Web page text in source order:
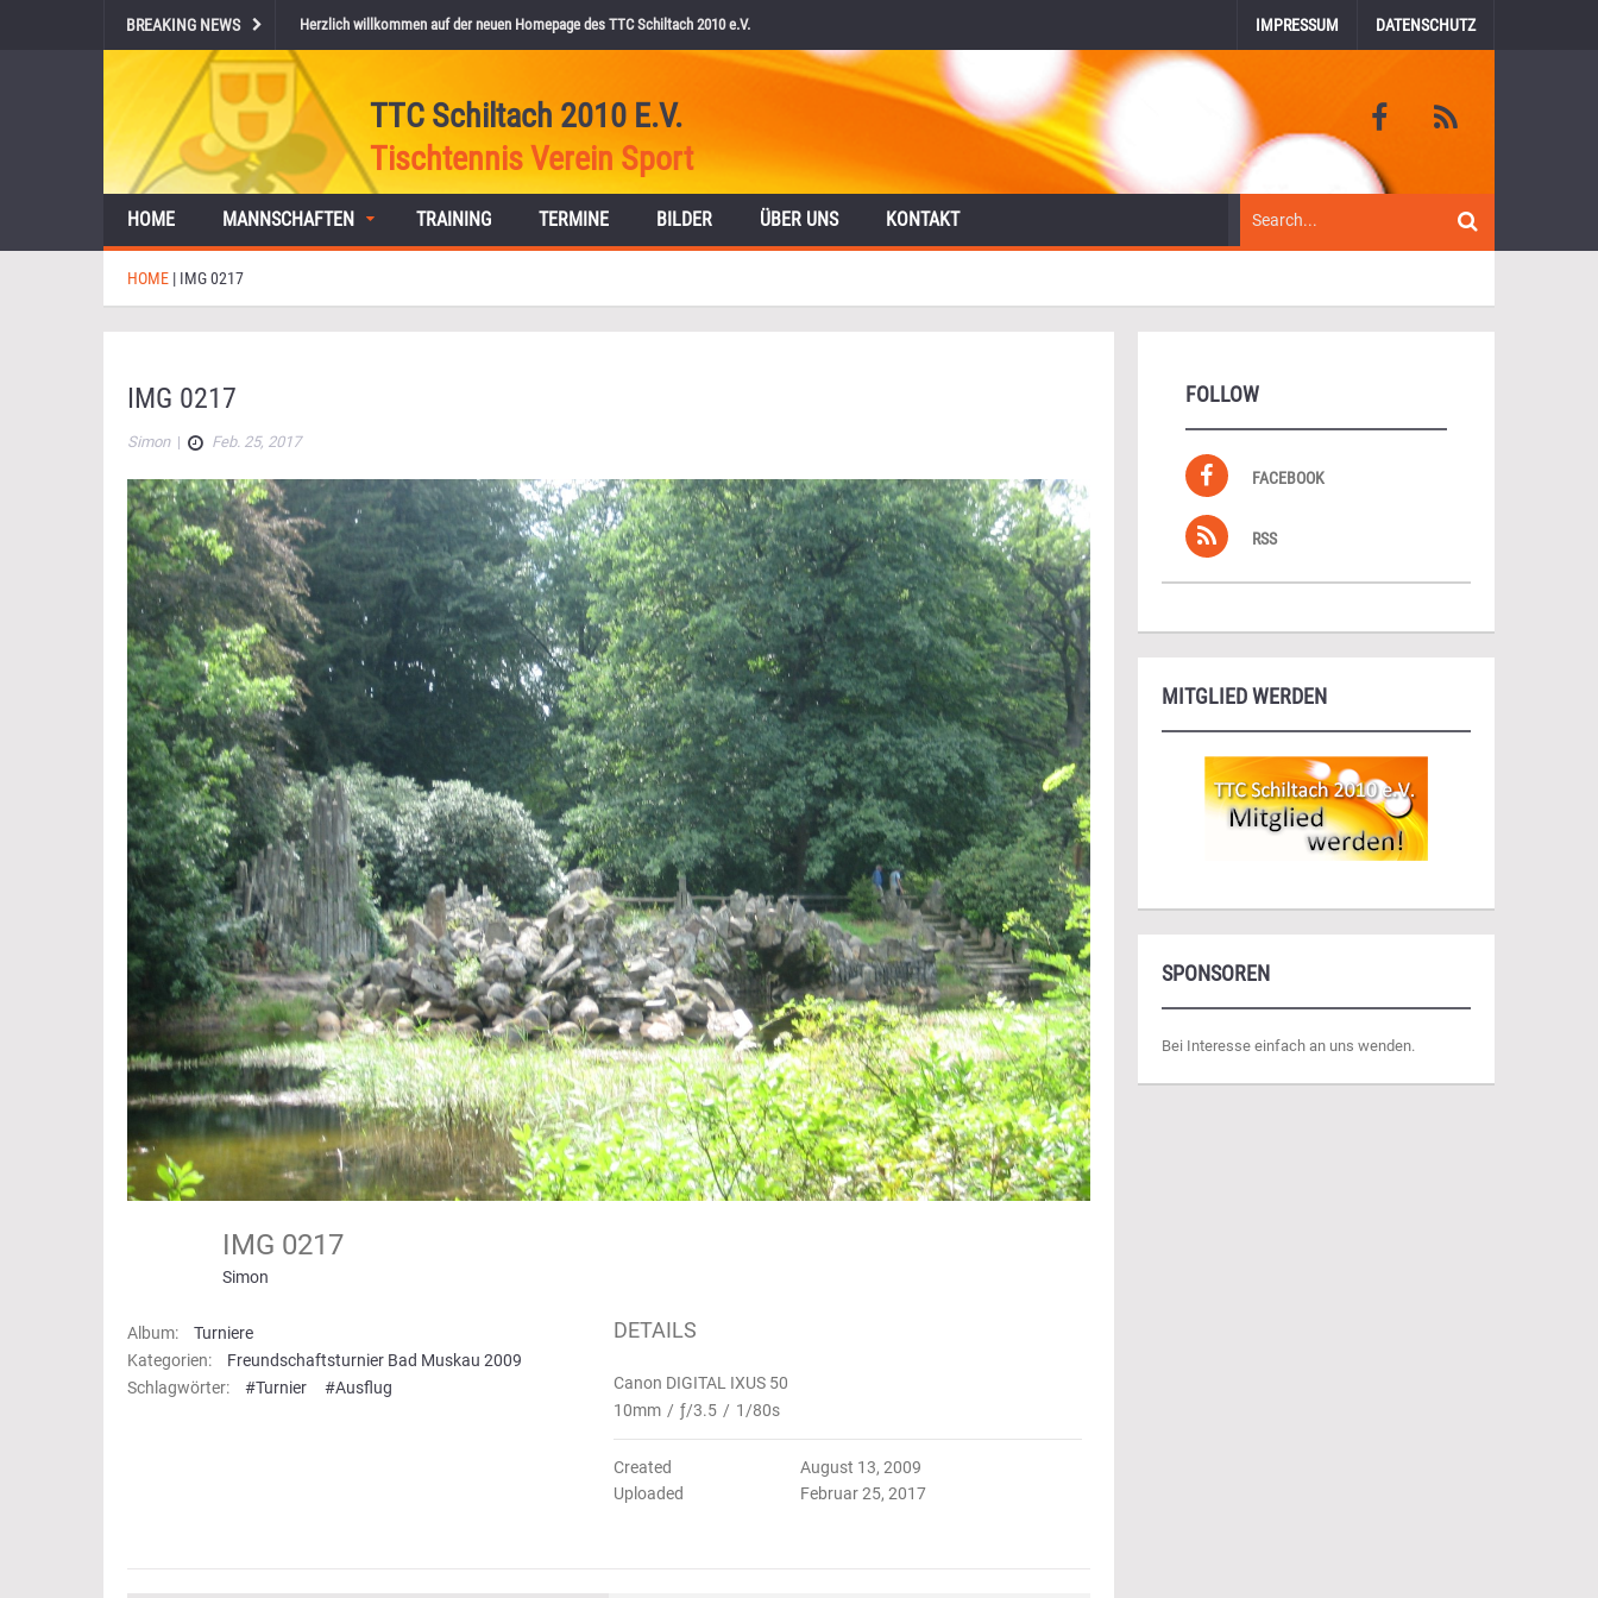
BREAKING NEWS Herzlich willkommen auf der neuen Homepage des TTC Schiltach 2010 e.V. IMPRESSUM DATENSCHUTZ
TTC Schiltach 2010 E.V.
Tischtennis Verein Sport
HOME MANNSCHAFTEN TRAINING TERMINE BILDER ÜBER UNS KONTAKT
HOME | IMG 0217
IMG 0217
Simon| Feb. 25, 2017
IMG 0217
Simon
Album:
Turniere
Kategorien:
Freundschaftsturnier Bad Muskau 2009
Schlagwörter:
#Turnier #Ausflug
DETAILS
Canon DIGITAL IXUS 50
10mm / ƒ/3.5 / 1/80s
Created
August 13, 2009
Uploaded
Februar 25, 2017
FOLLOW
FACEBOOK
RSS
MITGLIED WERDEN
SPONSOREN
Bei Interesse einfach an uns wenden.